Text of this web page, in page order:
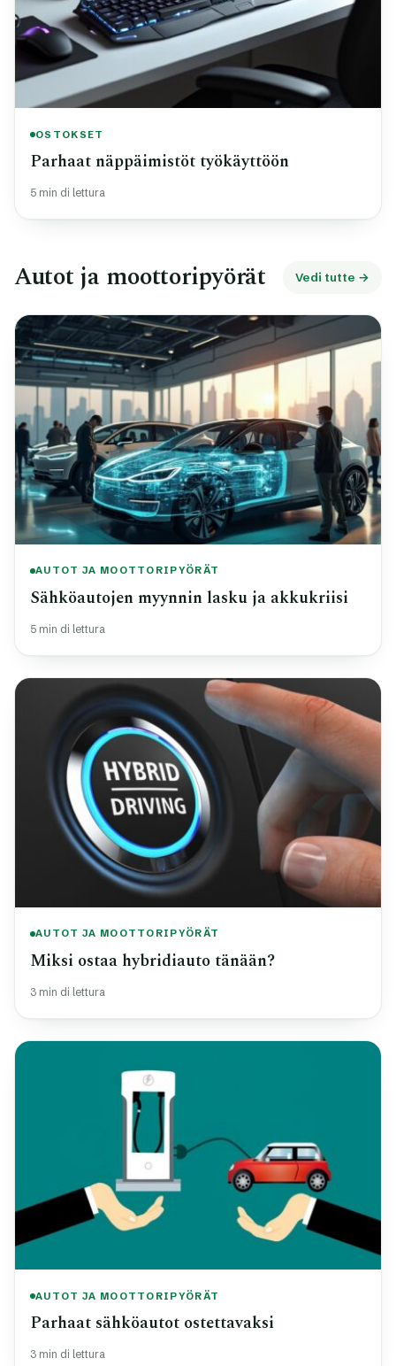
OSTOKSET
Parhaat näppäimistöt työkäyttöön
5 min di lettura
Autot ja moottoripyörät Vedi tutte →
AUTOT JA MOOTTORIPYÖRÄT
Sähköautojen myynnin lasku ja akkukriisi
5 min di lettura
AUTOT JA MOOTTORIPYÖRÄT
Miksi ostaa hybridiauto tänään?
3 min di lettura
AUTOT JA MOOTTORIPYÖRÄT
Parhaat sähköautot ostettavaksi
3 min di lettura